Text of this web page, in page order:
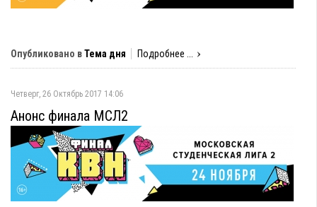
Опубликовано вТема дня Подробнее ...
Четверг, 26 Октябрь 2017 14:06
Анонс финала МСЛ2